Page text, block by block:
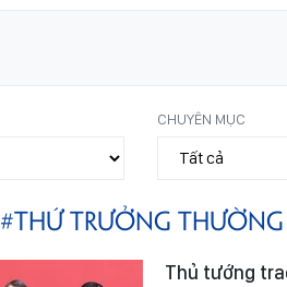
CHUYÊN MỤC
#THỨ TRƯỞNG THƯỜNG
Thủ tướng